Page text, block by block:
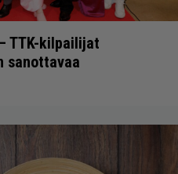
TTK-kilpailijat
sanottavaa